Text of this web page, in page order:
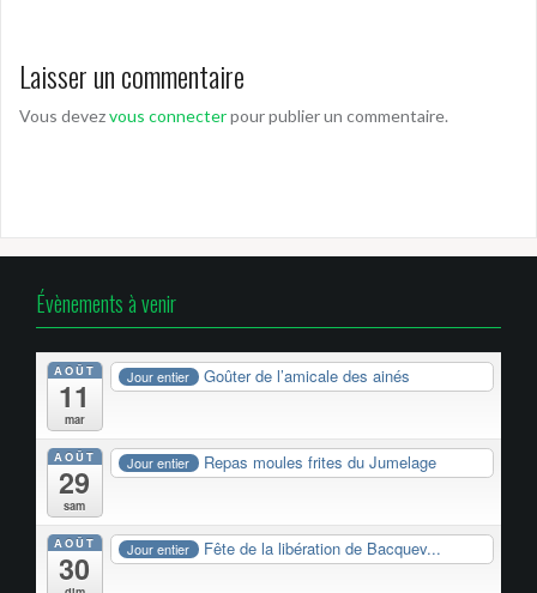
Laisser un commentaire
Vous devezvous connecterpour publier un commentaire.
Évènements à venir
AOÛT
11
mar
Jour entier Goûter de l’amicale des ainés
AOÛT
29
sam
Jour entier Repas moules frites du Jumelage
AOÛT
30
Jour entier Fête de la libération de Bacquev...